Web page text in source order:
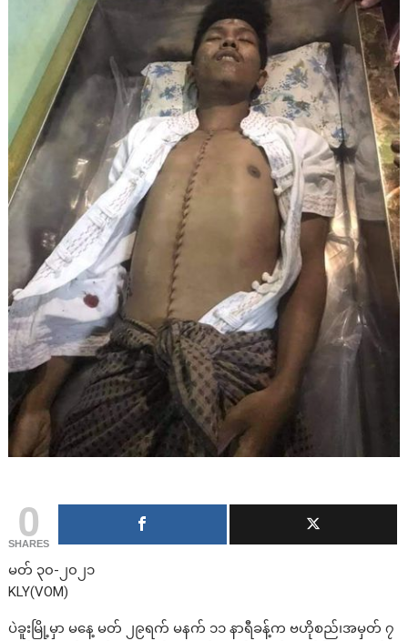
0
SHARES
မတ် ၃၀-၂၀၂၁
KLY(VOM)
ပဲခူးမြို့မှာ မနေ့ မတ် ၂၉ရက် မနက် ၁၁ နာရီခန့်က ဗဟိုစည်၊အမှတ် ၇